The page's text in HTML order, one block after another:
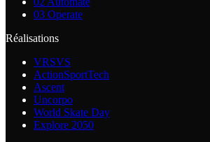
03 Operate
Réalisations
VRSVS
ActionSportTech
Ascent
Uncorpo
World Skate Day
Explore 2050